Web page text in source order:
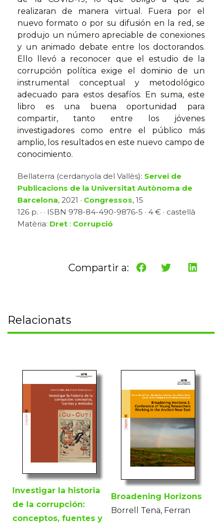
realizaran de manera virtual. Fuera por el
nuevo formato o por su difusión en la red, se
produjo un número apreciable de conexiones
y un animado debate entre los doctorandos.
Ello llevó a reconocer que el estudio de la
corrupción política exige el dominio de un
instrumental conceptual y metodológico
adecuado para estos desafíos. En suma, este
libro es una buena oportunidad para
compartir, tanto entre los jóvenes
investigadores como entre el público más
amplio, los resultados en este nuevo campo de
conocimiento.
Bellaterra (cerdanyola del Vallès): Servei de
Publicacions de la Universitat Autònoma de
Barcelona, 2021 · Congressos, 15
126 p. · · ISBN 978-84-490-9876-5 · 4 € · castellà
Matèria: Dret : Corrupció
Compartir a:
Relacionats
Investigar la historia
de la corrupción:
conceptos, fuentes y
Broadening Horizons
Borrell Tena, Ferran